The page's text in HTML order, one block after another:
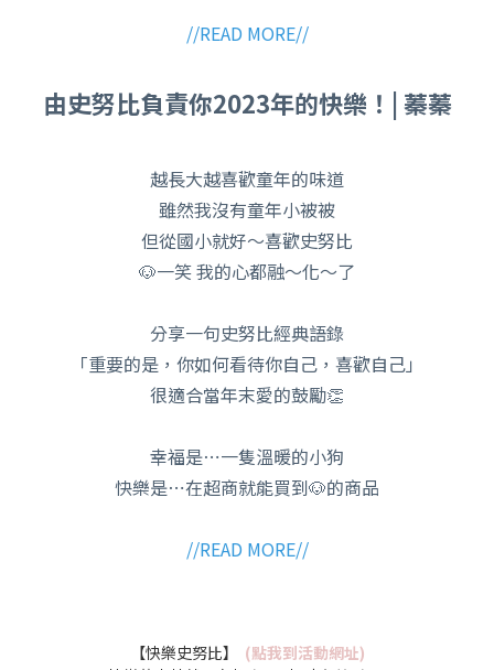
//READ MORE//
由史努比負責你2023年的快樂！ | 蓁蓁
越長大越喜歡童年的味道
雖然我沒有童年小被被
但從國小就好～喜歡史努比
🐶一笑 我的心都融～化～了
分享一句史努比經典語錄
「重要的是，你如何看待你自己，喜歡自己」
很適合當年末愛的鼓勵👏
幸福是⋯一隻溫暖的小狗
快樂是⋯在超商就能買到🐶的商品
//READ MORE//
【快樂史努比】
(點我到活動網址)